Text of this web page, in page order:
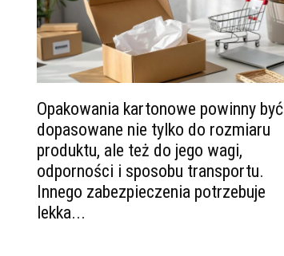
Opakowania kartonowe powinny być
dopasowane nie tylko do rozmiaru
produktu, ale też do jego wagi,
odporności i sposobu transportu.
Innego zabezpieczenia potrzebuje
lekka...